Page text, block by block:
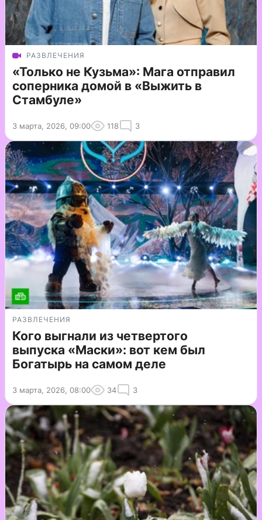
РАЗВЛЕЧЕНИЯ
«Только не Кузьма»: Мага отправил
соперника домой в «Выжить в
Стамбуле»
3 марта, 2026, 09:00 118 3
РАЗВЛЕЧЕНИЯ
Кого выгнали из четвертого
выпуска «Маски»: вот кем был
Богатырь на самом деле
3 марта, 2026, 08:00 34 3